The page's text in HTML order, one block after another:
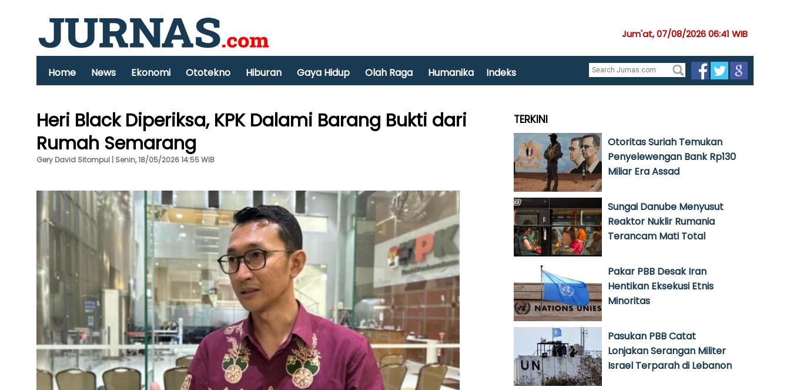
Jum'at, 07/08/2026 06:41 WIB
Home News Ekonomi Ototekno Hiburan Gaya Hidup Olah Raga Humanika Indeks
Heri Black Diperiksa, KPK Dalami Barang Bukti dari
Rumah Semarang
Gery David Sitompul | Senin, 18/05/2026 14:55 WIB
TERKINI
Otoritas Suriah Temukan
Penyelewengan Bank Rp130
Miliar Era Assad
Sungai Danube Menyusut
Reaktor Nuklir Rumania
Terancam Mati Total
Pakar PBB Desak Iran
Hentikan Eksekusi Etnis
Minoritas
Pasukan PBB Catat
Lonjakan Serangan Militer
Israel Terparah di Lebanon